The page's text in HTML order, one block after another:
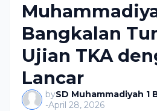
Bangkalan
Ujian TKA
Lancar
bySD Muhammadiyah 1
-April 28, 2026